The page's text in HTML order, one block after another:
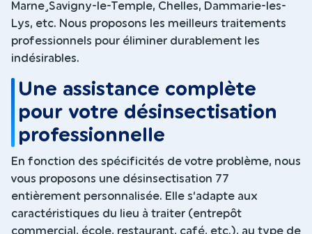
Marne¸Savigny-le-Temple, Chelles, Dammarie-les-
Lys, etc. Nous proposons les meilleurs traitements
professionnels pour éliminer durablement les
indésirables.
Une assistance complète
pour votre désinsectisation
professionnelle
En fonction des spécificités de votre problème, nous
vous proposons une désinsectisation 77
entièrement personnalisée. Elle s’adapte aux
caractéristiques du lieu à traiter (entrepôt
commercial, école, restaurant, café, etc.), au type de